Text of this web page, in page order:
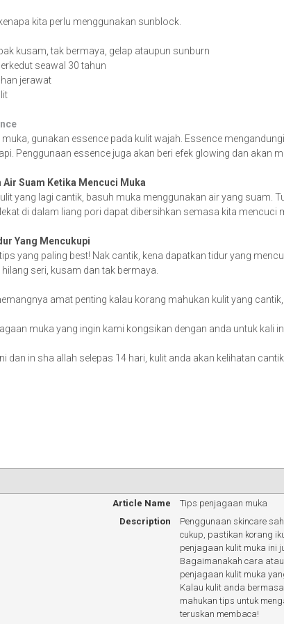
kita perlu menggunakan sunblock.
kusam, tak bermaya, gelap ataupun sunburn
seawal 30 tahun
jerawat
gunakan essence pada kulit wajah. Essence
Penggunaan essence juga akan beri efek glowing dan akan
Air Suam Ketika Mencuci Muka
yang lagi cantik, basuh muka menggunakan air yang suam.
di dalam liang pori dapat dibersihkan semasa kita mencuci
Yang Mencukupi
yang paling best! Nak cantik, kena dapatkan tidur yang
seri, kusam dan tak bermaya.
amat penting kalau korang mahukan kulit yang
muka yang ingin kami kongsikan dengan anda untuk kali
dan in sha allah selepas 14 hari, kulit anda akan kelihatan
Article Name
Tips penjagaan muka
Description
Penggunaan skincare
cukup, pastikan korang
penjagaan kulit muka ini
Bagaimanakah cara
penjagaan kulit muka
Kalau kulit anda
mahukan tips untuk
teruskan membaca!